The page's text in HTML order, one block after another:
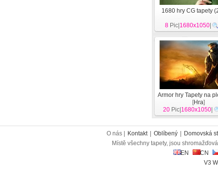
1680 hry CG tapety
8 Pic| 1680x1050
Armor hry Tapety na
[Hra]
20 Pic| 1680x1050
O nás | Kontakt Oblíbený
Domovská
Místě všechny tapety, jsou
EN
CN
V3